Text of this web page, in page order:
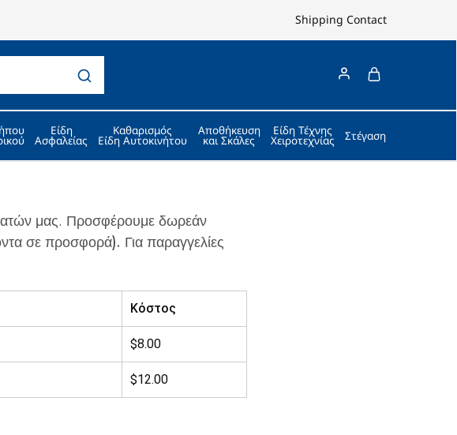
Shipping Contact
Είδη
Ασφαλείας
Καθαρισμός
Είδη Αυτοκινήτου
Αποθήκευση
και Σκάλες
Είδη Τέχνης
Χειροτεχνίας Στέγαση
μας. Προσφέρουμε δωρεάν
σε προσφορά). Για παραγγελίες
Κόστος
$8.00
$12.00